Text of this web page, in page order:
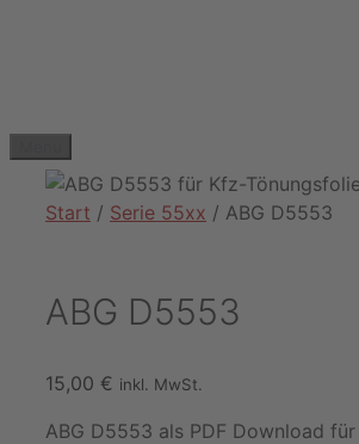
Start / Serie 55xx / ABG D5553
ABG D5553
15,00 € inkl. MwSt.
ABG D5553 als PDF Download